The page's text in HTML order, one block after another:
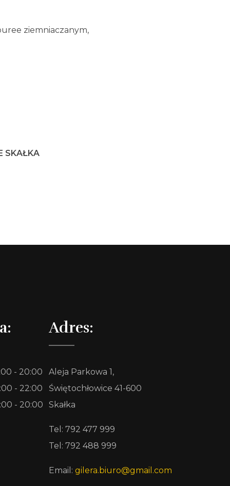
ziemniaczanym,
SKAŁKA
- 20:00
- 22:00
- 20:00
Adres:
Aleja Parkowa 1,
Świętochłowice 41-600
Skałka
Tel: 792 477 999
Tel: 792 488 999
Email: gilera.biuro@gmail.com